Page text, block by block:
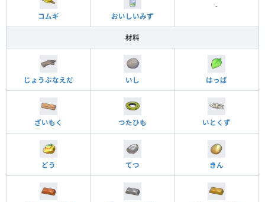
コムギ おいしいみず
-
材料
じょうぶなえだ いし はっぱ
ざいもく つたひも いとくず
どう てつ きん